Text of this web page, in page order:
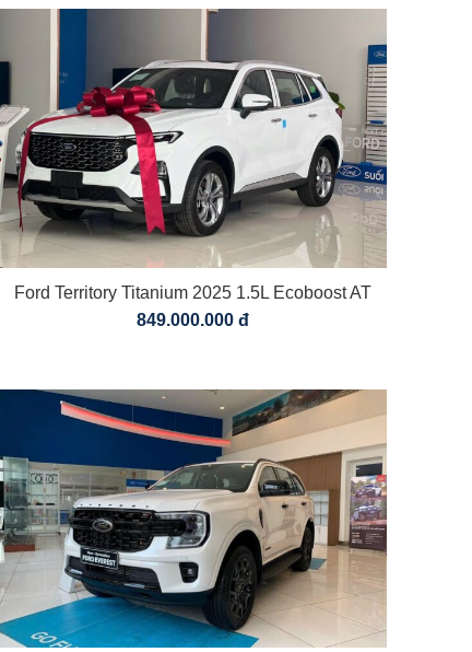
Ford Territory Titanium 2025 1.5L Ecoboost AT
849.000.000 đ